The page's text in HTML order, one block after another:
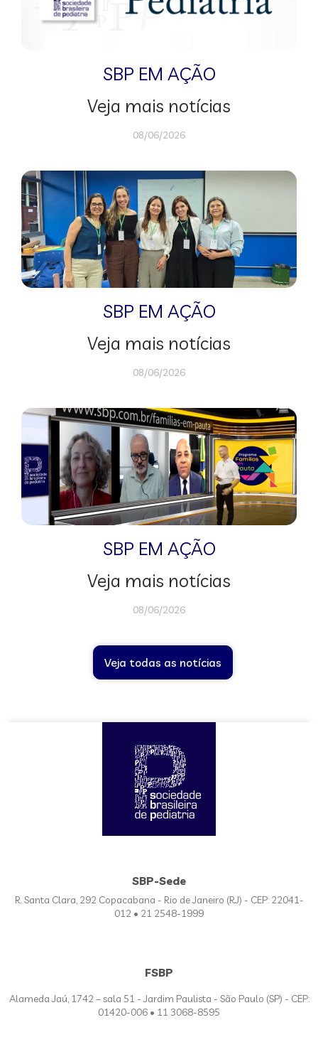
SBP EM AÇÃO
Veja mais notícias
08/06/2026
SBP EM AÇÃO
Veja mais notícias
08/06/2026
SBP EM AÇÃO
Veja mais notícias
08/06/2026
Veja todas as notícias
SBP-Sede
R. Santa Clara, 292 Copacabana - Rio de Janeiro (RJ) - CEP: 22041-
012 • 21 2548-1999
FSBP
Alameda Jaú, 1742 – sala 51 - Jardim Paulista - São Paulo (SP) - CEP:
01420-006 • 11 3068-8595